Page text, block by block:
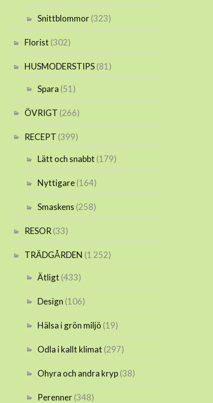
Snittblommor(323)
Florist (302)
HUSMODERSTIPS(81)
Spara (51)
ÖVRIGT (266)
RECEPT (399)
Lätt och snabbt (179)
Nyttigare(164)
Smaskens (258)
RESOR (33)
TRÄDGÅRDEN (1 252)
Ätligt (433)
Design (106)
Hälsa i grön miljö (19)
Odla i kallt klimat (297)
Ohyra och andra kryp(38)
Perenner(348)